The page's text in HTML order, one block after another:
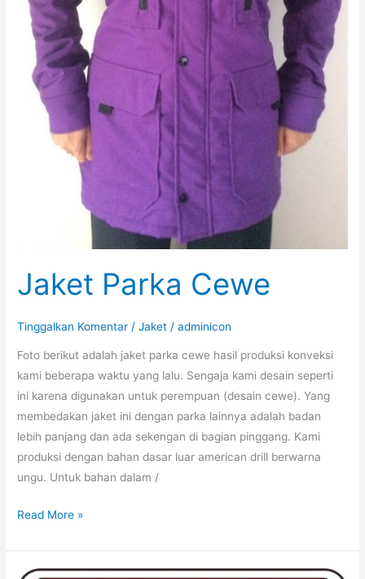
Jaket Parka Cewe
Tinggalkan Komentar /Jaket /adminicon
Foto berikut adalah jaket parka cewe hasil produksi konveksi
kami beberapa waktu yang lalu. Sengaja kami desain seperti
ini karena digunakan untuk perempuan (desain cewe). Yang
membedakan jaket ini dengan parka lainnya adalah badan
lebih panjang dan ada sekengan di bagian pinggang. Kami
produksi dengan bahan dasar luar american drill berwarna
ungu. Untuk bahan dalam /
Jaket
Cewe
Read More »